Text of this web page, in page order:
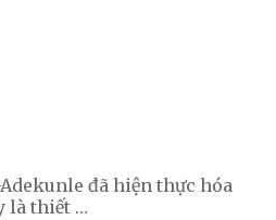
đã hiện thực hóa
là thiết …